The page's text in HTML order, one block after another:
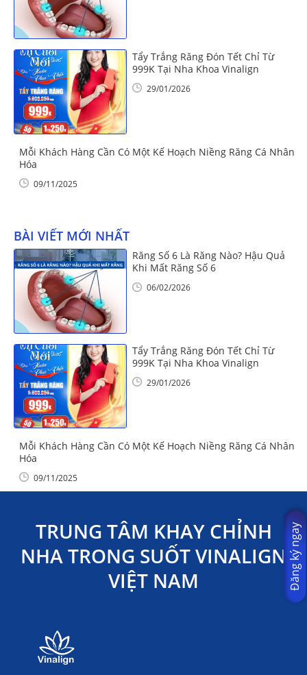
Tẩy Trắng Răng Đón Tết Chỉ Từ
999K Tại Nha Khoa Vinalign
29/01/2026
Mỗi Khách Hàng Cần Có Một Kế Hoạch Niềng Răng Cá Nhân
Hóa
09/11/2025
BÀI VIẾT MỚI NHẤT
Răng Số 6 Là Răng Nào? Hậu Quả
Khi Mất Răng Số 6
06/02/2026
Tẩy Trắng Răng Đón Tết Chỉ Từ
999K Tại Nha Khoa Vinalign
29/01/2026
Mỗi Khách Hàng Cần Có Một Kế Hoạch Niềng Răng Cá Nhân
Hóa
09/11/2025
TRUNG TÂM KHAY CHỈNH
NHA TRONG SUỐT VINALIGN
VIỆT NAM
Đăng ký ngay